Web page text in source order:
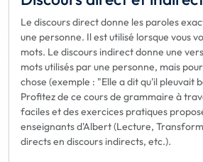
Le discours direct donne les paroles
une personne. Il est utilisé lorsque vous
mots. Le discours indirect donne une
mots utilisés par une personne, mais
chose (exemple : "Elle a dit qu'il pleuvait
Profitez de ce cours de grammaire à
faciles et des exercices pratiques
enseignants d'Albert (Lecture,
directs en discours indirects, etc.).